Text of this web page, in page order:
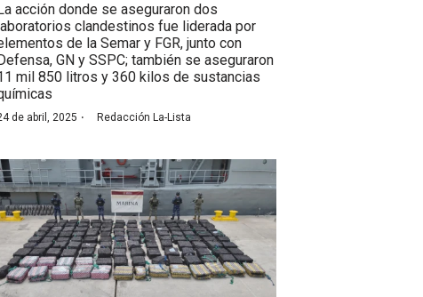
La acción donde se aseguraron dos
laboratorios clandestinos fue liderada por
de la Semar y FGR, junto con
Defensa, GN y SSPC; también se aseguraron
mil 850 litros y 360 kilos de sustancias
de abril, 2025 · Redacción La-Lista